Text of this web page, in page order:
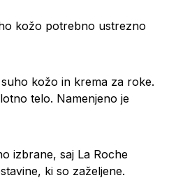
kožo potrebno ustrezno
kožo in krema za roke.
telo. Namenjeno je
izbrane, saj La Roche
ki so zaželjene.